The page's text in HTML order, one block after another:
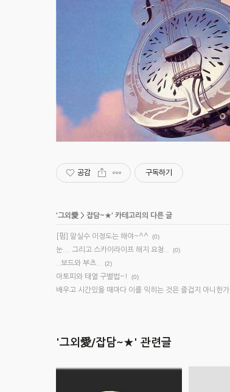
공감 구독하기
'그외愛 > 잡담~★' 카테고리의 다른 글
[펌] 말실수 이정도는 해야~^^ (0)
눈... 그리고 스카이라이프 해지 요청..
(0)
..보드와 부츠..
(2)
아토피와 태열 구별법~!
(0)
배우고 시간있을 때마다 이를 익히는 것은 즐겁지 아니한가
'그외愛/잡담~★' 관련글